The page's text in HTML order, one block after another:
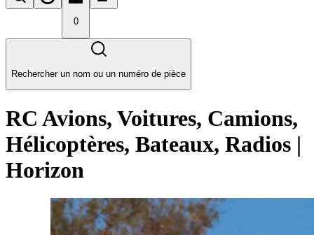
0
Rechercher un nom ou un numéro de pièce
RC Avions, Voitures, Camions,
Hélicoptères, Bateaux, Radios |
Horizon